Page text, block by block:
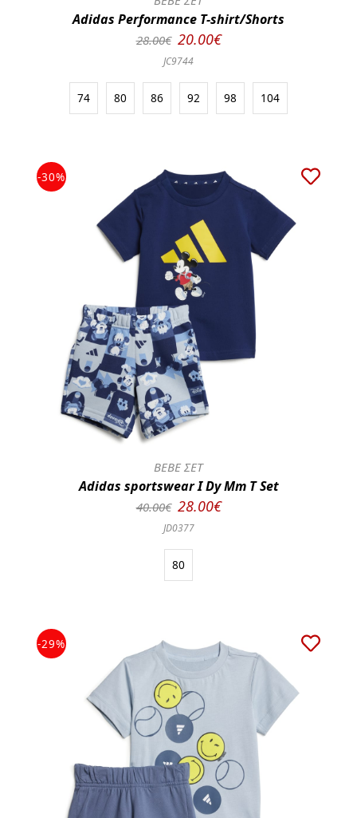
Adidas Performance T-shirt/Shorts
28.00€ 20.00€
JC9744
74 80 86 92 98 104
-30%
BEBE ΣΕΤ
Adidas sportswear I Dy Mm T Set
40.00€ 28.00€
JD0377
80
-29%